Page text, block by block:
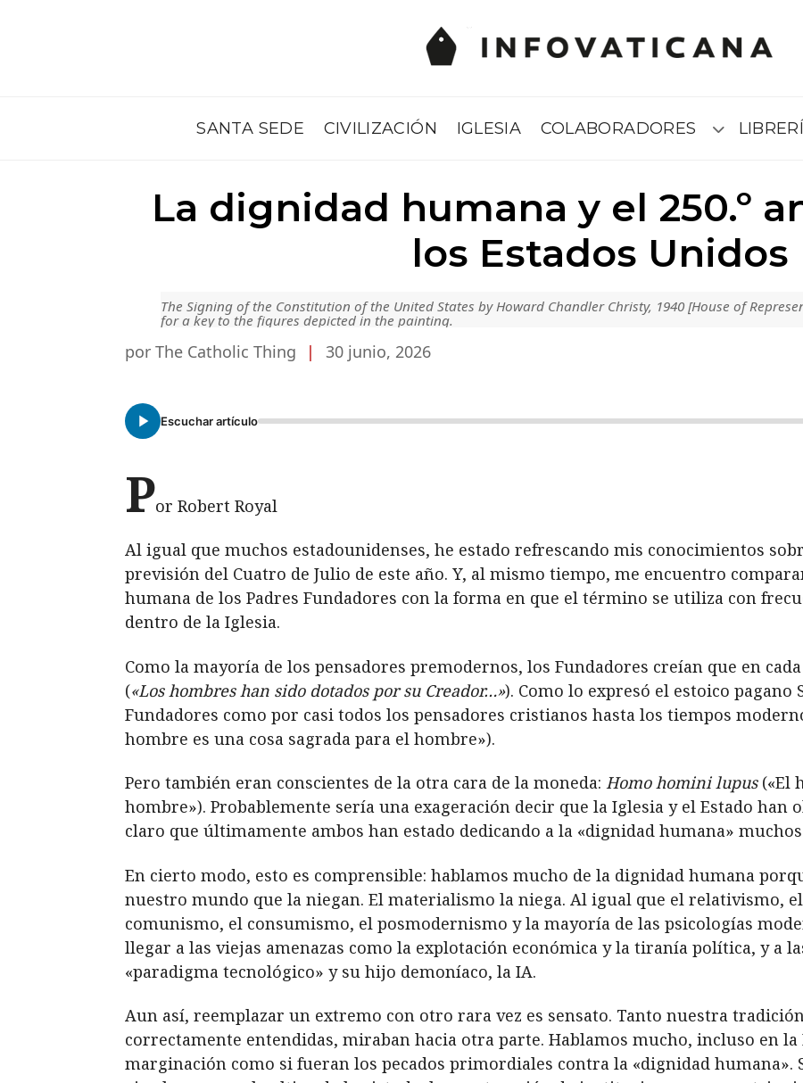
SANTA SEDE CIVILIZACIÓN IGLESIA COLABORADORES Submenú
La dignidad humana y el 250.º
los Estados Unidos
The Signing of the Constitution of the United States by Howard Chandler Christy, 1940 [House of
for a key to the figures depicted in the painting.
por The Catholic Thing | 30 junio, 2026
Escuchar artículo
Por Robert Royal
Al igual que muchos estadounidenses, he estado refrescando mis conocimientos
previsión del Cuatro de Julio de este año. Y, al mismo tiempo, me encuentro
humana de los Padres Fundadores con la forma en que el término se utiliza con
dentro de la Iglesia.
Como la mayoría de los pensadores premodernos, los Fundadores creían que en
(«Los hombres han sido dotados por su Creador…»). Como lo expresó el estoico
Fundadores como por casi todos los pensadores cristianos hasta los tiempos
hombre es una cosa sagrada para el hombre»).
Pero también eran conscientes de la otra cara de la moneda: Homo homini lupus(«El
hombre»). Probablemente sería una exageración decir que la Iglesia y el Estado han
claro que últimamente ambos han estado dedicando a la «dignidad humana»
En cierto modo, esto es comprensible: hablamos mucho de la dignidad humana
nuestro mundo que la niegan. El materialismo la niega. Al igual que el relativismo,
comunismo, el consumismo, el posmodernismo y la mayoría de las psicologías
llegar a las viejas amenazas como la explotación económica y la tiranía política, y a
«paradigma tecnológico» y su hijo demoníaco, la IA.
Aun así, reemplazar un extremo con otro rara vez es sensato. Tanto nuestra
correctamente entendidas, miraban hacia otra parte. Hablamos mucho, incluso en
marginación como si fueran los pecados primordiales contra la «dignidad